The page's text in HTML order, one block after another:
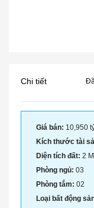
Chi tiết
Giá bán: 10,950
Kích thước tài
Diện tích đất: 2
Phòng ngủ: 03
Phòng tắm: 02
Loại bất động